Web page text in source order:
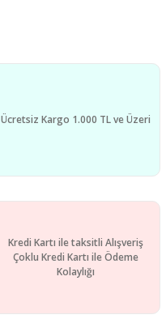
Ücretsiz Kargo 1.000 TL ve Üzeri
Kredi Kartı ile taksitli Alışveriş
Çoklu Kredi Kartı ile Ödeme
Kolaylığı